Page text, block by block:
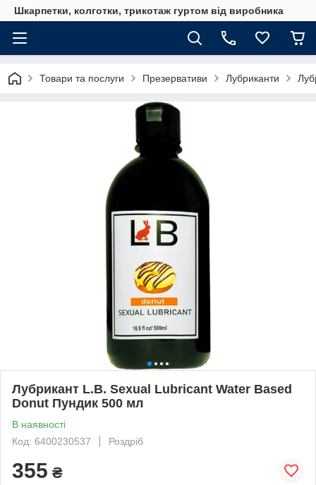
Шкарпетки, колготки, трикотаж гуртом від виробника
Товари та послуги Презервативи Лубриканти
Лубрикант L.B. Sexual Lubricant Water Based
Donut Пундик 500 мл
В наявності
Код: 6400230537
Роздріб
355 ₴